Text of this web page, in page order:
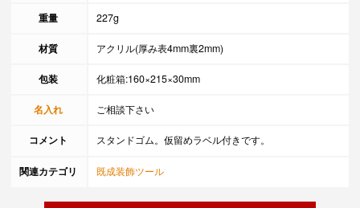
重量 227g
材質 アクリル(厚み表4mm裏2mm)
包装 化粧箱:160×215×30mm
名入れ ご相談下さい
コメント スタンドゴム。仮留めラベル付きです。
関連カテゴリ 既成装飾ツール